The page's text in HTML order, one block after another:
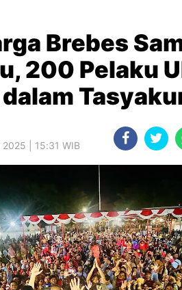
Brebes
200 Pelaku
| 15:31 WIB